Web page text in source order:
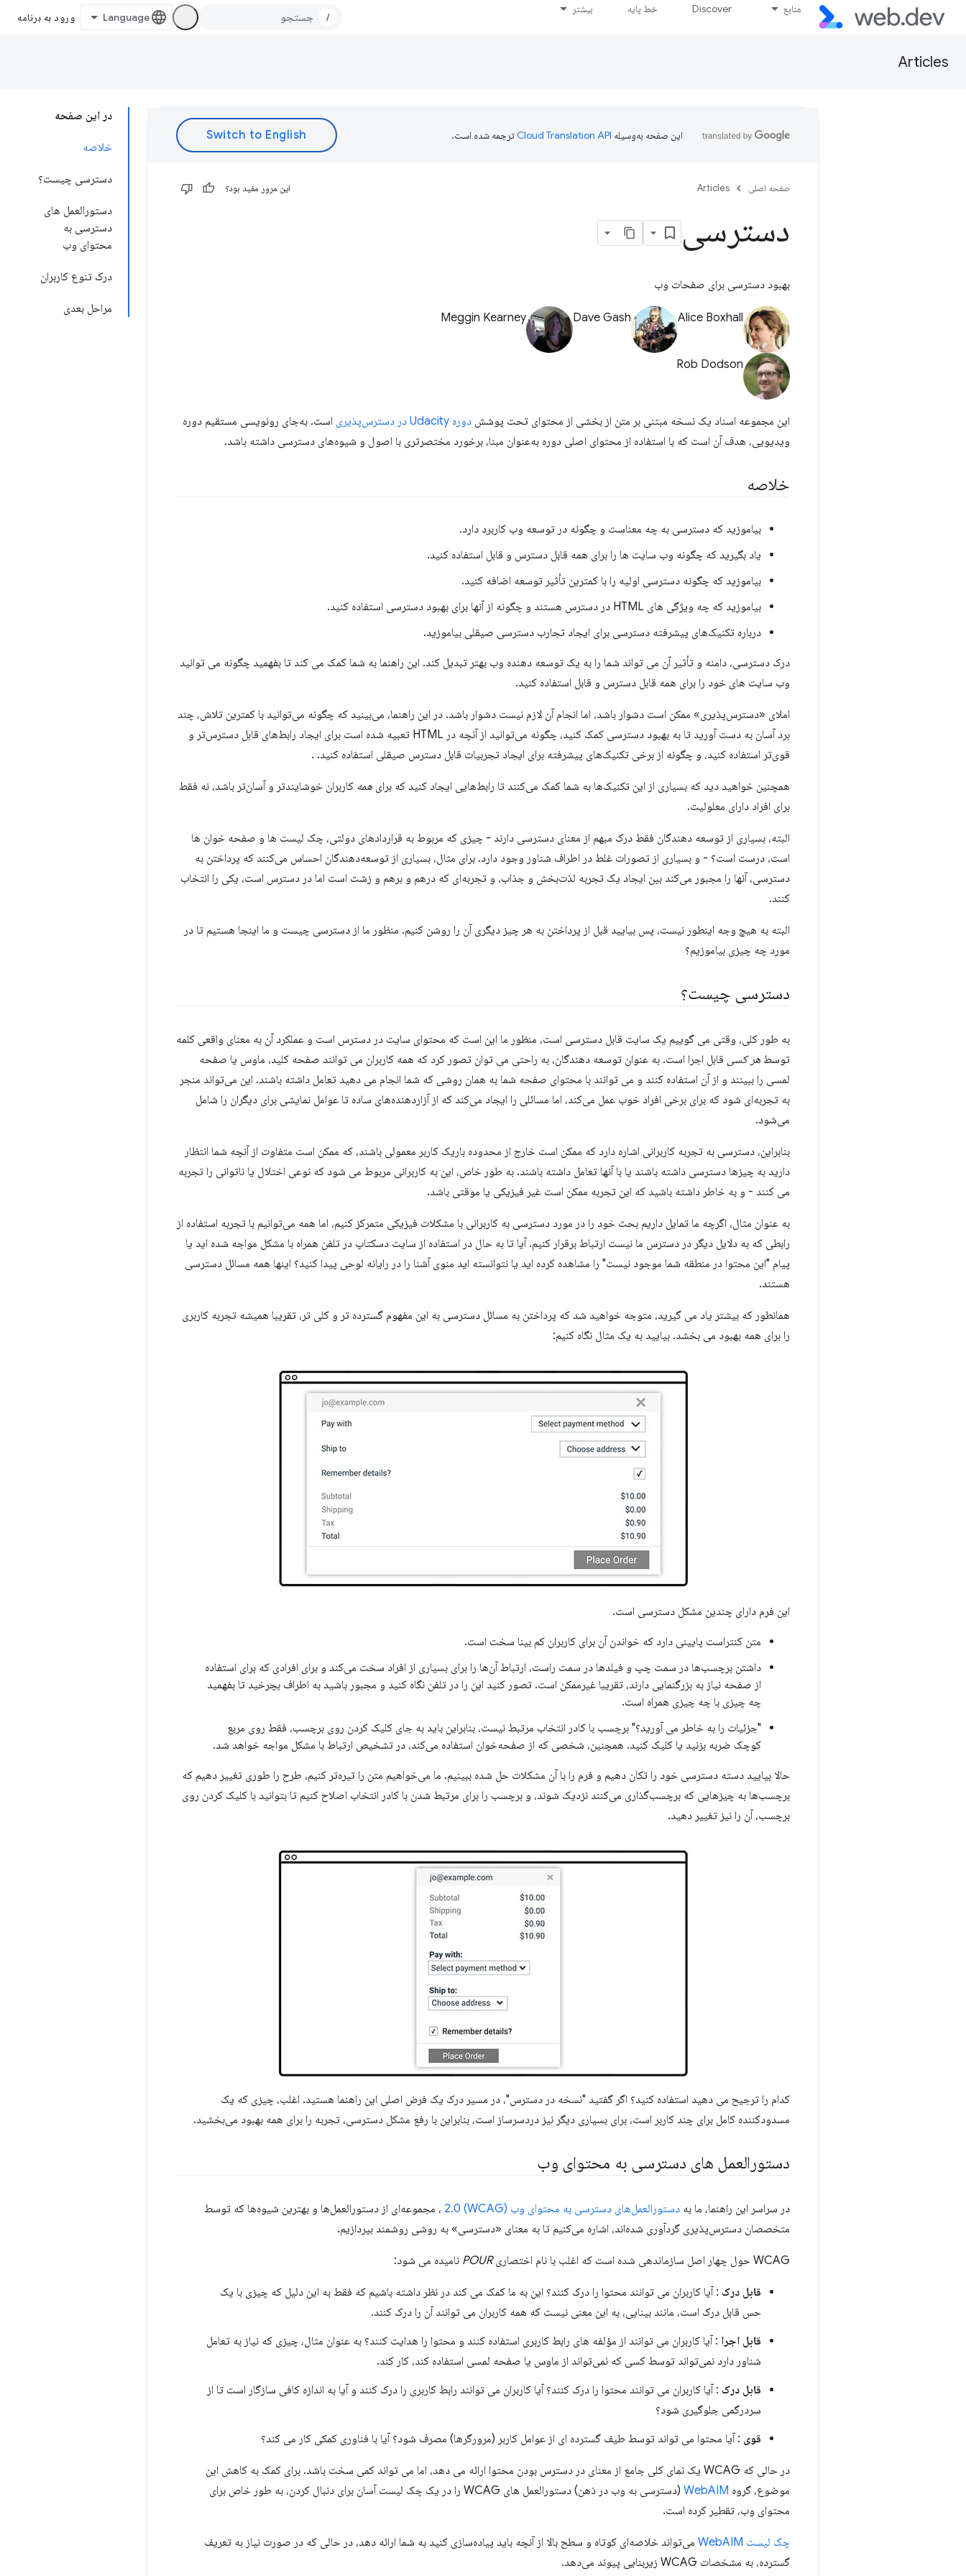
منابع Discover خط پایه بیشتر
/ ورود به برنامه
Articles
در این صفحه
خلاصه
دسترسی چیست؟
دستورالعمل های
دسترسی به
محتوای وب
درک تنوع کاربران
مراحل بعدی
این صفحه به‌وسیله ترجمه شده است.
صفحه اصلی Articles این مرور مفید بود؟
دسترسی
بهبود دسترسی برای صفحات وب
Alice Boxhall
Dave Gash
Meggin Kearney
Rob Dodson
این مجموعه اسناد یک نسخه مبتنی بر متن از بخشی از محتوای تحت پوشش دوره Udacity در دسترس‌پذیری
است. به‌جای رونویسی مستقیم دوره
ویدیویی، هدف آن است که با استفاده از محتوای اصلی دوره به‌عنوان مبنا، برخورد مختصرتری با اصول و شیوه‌های دسترسی داشته باشد.
خلاصه
بیاموزید که دسترسی به چه معناست و چگونه در توسعه وب کاربرد دارد.
یاد بگیرید که چگونه وب سایت ها را برای همه قابل دسترس و قابل استفاده کنید.
بیاموزید که چگونه دسترسی اولیه را با کمترین تأثیر توسعه اضافه کنید.
بیاموزید که چه ویژگی های HTML در دسترس هستند و چگونه از آنها برای بهبود دسترسی استفاده کنید.
درباره تکنیک‌های پیشرفته دسترسی برای ایجاد تجارب دسترسی صیقلی بیاموزید.
درک دسترسی، دامنه و تأثیر آن می تواند شما را به یک توسعه دهنده وب بهتر تبدیل کند. این راهنما به شما کمک می کند تا بفهمید چگونه می توانید
وب سایت های خود را برای همه قابل دسترس و قابل استفاده کنید.
املای «دسترس‌پذیری» ممکن است دشوار باشد، اما انجام آن لازم نیست دشوار باشد. در این راهنما، می‌بینید که چگونه می‌توانید با کمترین تلاش، چند
برد آسان به دست آورید تا به بهبود دسترسی کمک کنید، چگونه می‌توانید از آنچه در HTML تعبیه شده است برای ایجاد رابط‌های قابل دسترس‌تر و
قوی‌تر استفاده کنید، و چگونه از برخی تکنیک‌های پیشرفته برای ایجاد تجربیات قابل دسترس صیقلی استفاده کنید. .
همچنین خواهید دید که بسیاری از این تکنیک‌ها به شما کمک می‌کنند تا رابط‌هایی ایجاد کنید که برای همه کاربران خوشایندتر و آسان‌تر باشد، نه فقط
برای افراد دارای معلولیت.
البته، بسیاری از توسعه دهندگان فقط درک مبهم از معنای دسترسی دارند - چیزی که مربوط به قراردادهای دولتی، چک لیست ها و صفحه خوان ها
است، درست است؟ - و بسیاری از تصورات غلط در اطراف شناور وجود دارد. برای مثال، بسیاری از توسعه‌دهندگان احساس می‌کنند که پرداختن به
دسترسی، آنها را مجبور می‌کند بین ایجاد یک تجربه لذت‌بخش و جذاب، و تجربه‌ای که درهم و برهم و زشت است اما در دسترس است، یکی را انتخاب
کنند.
البته به هیچ وجه اینطور نیست، پس بیایید قبل از پرداختن به هر چیز دیگری آن را روشن کنیم. منظور ما از دسترسی چیست و ما اینجا هستیم تا در
مورد چه چیزی بیاموزیم؟
دسترسی چیست؟
به طور کلی، وقتی می گوییم یک سایت قابل دسترسی است، منظور ما این است که محتوای سایت در دسترس است و عملکرد آن به معنای واقعی کلمه
توسط هر کسی قابل اجرا است. به عنوان توسعه دهندگان، به راحتی می توان تصور کرد که همه کاربران می توانند صفحه کلید، ماوس یا صفحه
لمسی را ببینند و از آن استفاده کنند و می توانند با محتوای صفحه شما به همان روشی که شما انجام می دهید تعامل داشته باشند. این می‌تواند منجر
به تجربه‌ای شود که برای برخی افراد خوب عمل می‌کند، اما مسائلی را ایجاد می‌کند که از آزاردهنده‌های ساده تا عوامل نمایشی برای دیگران را شامل
می‌شود.
بنابراین، دسترسی به تجربه کاربرانی اشاره دارد که ممکن است خارج از محدوده باریک کاربر معمولی باشند، که ممکن است متفاوت از آنچه شما انتظار
دارید به چیزها دسترسی داشته باشند یا با آنها تعامل داشته باشند. به طور خاص، این به کاربرانی مربوط می شود که نوعی اختلال یا ناتوانی را تجربه
می کنند - و به خاطر داشته باشید که این تجربه ممکن است غیر فیزیکی یا موقتی باشد.
به عنوان مثال، اگرچه ما تمایل داریم بحث خود را در مورد دسترسی به کاربرانی با مشکلات فیزیکی متمرکز کنیم، اما همه می‌توانیم با تجربه استفاده از
رابطی که به دلایل دیگر در دسترس ما نیست ارتباط برقرار کنیم. آیا تا به حال در استفاده از سایت دسکتاپ در تلفن همراه با مشکل مواجه شده اید یا
پیام "این محتوا در منطقه شما موجود نیست" را مشاهده کرده اید یا نتوانسته اید منوی آشنا را در رایانه لوحی پیدا کنید؟ اینها همه مسائل دسترسی
هستند.
همانطور که بیشتر یاد می گیرید، متوجه خواهید شد که پرداختن به مسائل دسترسی به این مفهوم گسترده تر و کلی تر، تقریبا همیشه تجربه کاربری
را برای همه بهبود می بخشد. بیایید به یک مثال نگاه کنیم:
این فرم دارای چندین مشکل دسترسی است.
متن کنتراست پایینی دارد که خواندن آن برای کاربران کم بینا سخت است.
داشتن برچسب‌ها در سمت چپ و فیلدها در سمت راست، ارتباط آن‌ها را برای بسیاری از افراد سخت می‌کند و برای افرادی که برای استفاده
از صفحه نیاز به بزرگنمایی دارند، تقریبا غیرممکن است. تصور کنید این را در تلفن نگاه کنید و مجبور باشید به اطراف بچرخید تا بفهمید
چه چیزی با چه چیزی همراه است.
"جزئیات را به خاطر می آورید؟" برچسب با کادر انتخاب مرتبط نیست، بنابراین باید به جای کلیک کردن روی برچسب، فقط روی مربع
کوچک ضربه بزنید یا کلیک کنید. همچنین، شخصی که از صفحه‌خوان استفاده می‌کند، در تشخیص ارتباط با مشکل مواجه خواهد شد.
حالا بیایید دسته دسترسی خود را تکان دهیم و فرم را با آن مشکلات حل شده ببینیم. ما می‌خواهیم متن را تیره‌تر کنیم، طرح را طوری تغییر دهیم که
برچسب‌ها به چیزهایی که برچسب‌گذاری می‌کنند نزدیک شوند، و برچسب را برای مرتبط شدن با کادر انتخاب اصلاح کنیم تا بتوانید با کلیک کردن روی
برچسب، آن را نیز تغییر دهید.
کدام را ترجیح می دهید استفاده کنید؟ اگر گفتید "نسخه در دسترس"، در مسیر درک یک فرض اصلی این راهنما هستید. اغلب، چیزی که یک
مسدودکننده کامل برای چند کاربر است، برای بسیاری دیگر نیز دردسرساز است، بنابراین با رفع مشکل دسترسی، تجربه را برای همه بهبود می‌بخشید.
دستورالعمل های دسترسی به محتوای وب
در سراسر این راهنما، ما به دستورالعمل‌های دسترسی به محتوای وب (WCAG) 2.0
، مجموعه‌ای از دستورالعمل‌ها و بهترین شیوه‌ها که توسط
متخصصان دسترس‌پذیری گردآوری شده‌اند، اشاره می‌کنیم تا به معنای «دسترسی» به روشی روشمند بپردازیم.
WCAG حول چهار اصل سازماندهی شده است که اغلب با نام اختصاری POUR نامیده می شود:
قابل درک : آیا کاربران می توانند محتوا را درک کنند؟ این به ما کمک می کند در نظر داشته باشیم که فقط به این دلیل که چیزی با یک
حس قابل درک است، مانند بینایی، به این معنی نیست که همه کاربران می توانند آن را درک کنند.
قابل اجرا : آیا کاربران می توانند از مؤلفه های رابط کاربری استفاده کنند و محتوا را هدایت کنند؟ به عنوان مثال، چیزی که نیاز به تعامل
شناور دارد نمی‌تواند توسط کسی که نمی‌تواند از ماوس یا صفحه لمسی استفاده کند، کار کند.
قابل درک : آیا کاربران می توانند محتوا را درک کنند؟ آیا کاربران می توانند رابط کاربری را درک کنند و آیا به اندازه کافی سازگار است تا از
سردرگمی جلوگیری شود؟
قوی : آیا محتوا می تواند توسط طیف گسترده ای از عوامل کاربر (مرورگرها) مصرف شود؟ آیا با فناوری کمکی کار می کند؟
در حالی که WCAG یک نمای کلی جامع از معنای در دسترس بودن محتوا ارائه می دهد، اما می تواند کمی سخت باشد. برای کمک به کاهش این
موضوع، گروه WebAIM
(دسترسی به وب در ذهن) دستورالعمل های WCAG را در یک چک لیست آسان برای دنبال کردن، به طور خاص برای
محتوای وب، تقطیر کرده است.
چک لیست WebAIM
می‌تواند خلاصه‌ای کوتاه و سطح بالا از آنچه باید پیاده‌سازی کنید به شما ارائه دهد، در حالی که در صورت نیاز به تعریف
گسترده، به مشخصات WCAG زیربنایی پیوند می‌دهد.